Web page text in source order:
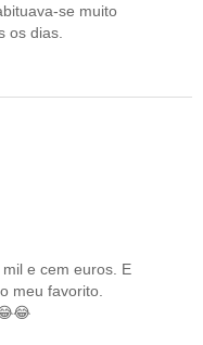
se muito
os dias.
e cem euros. E
meu favorito.